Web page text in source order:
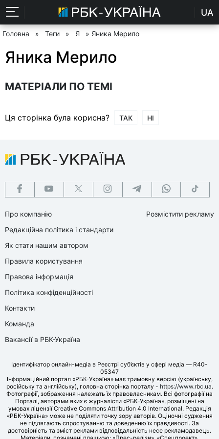
UA
Головна » Теги » Я » Яника Мерило
Яника Мерило
МАТЕРІАЛИ ПО ТЕМІ
Ця сторінка була корисна? ТАК НІ
Про компанію
Редакційна політика і стандарти
Як стати нашим автором
Правила користування
Правова інформація
Політика конфіденційності
Контакти
Команда
Вакансії в РБК-Україна
Розмістити рекламу
Ідентифікатор онлайн-медіа в Реєстрі суб’єктів у сфері медіа — R40-
05347
Інформаційний портал «РБК-Україна» має тримовну версію (українську,
російську та англійську), головна сторінка порталу - https://www.rbc.ua.
Фотографії, зображення належать їх правовласникам. Всі фотографії на
Порталі, авторами яких є журналісти «РБК-Україна», розміщені на
умовах ліцензії Creative Commons Attribution 4.0 International. Редакція
«РБК-Україна» може не поділяти точку зору авторів. Оціночні судження
не підлягають спростуванню та доведенню їх правдивості. За
достовірність та зміст реклами відповідальність несе рекламодавець.